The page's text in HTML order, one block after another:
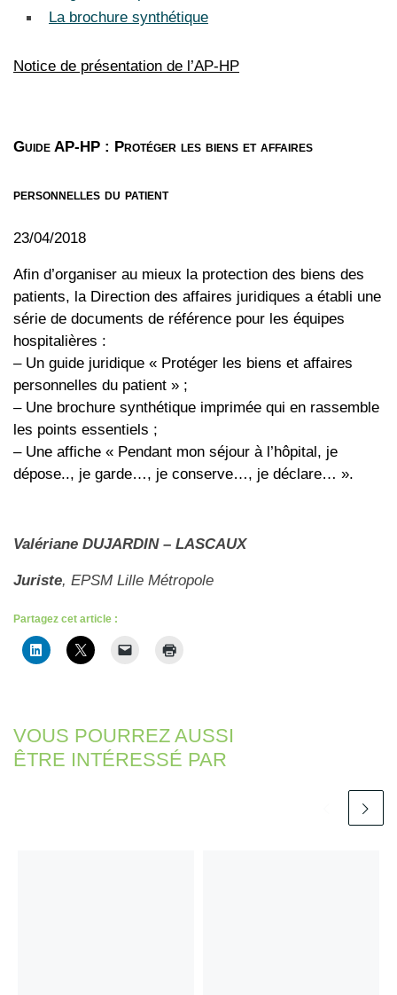
La brochure synthétique
Notice de présentation de l’AP-HP
Guide AP-HP : Protéger les biens et affaires
personnelles du patient
23/04/2018
Afin d’organiser au mieux la protection des biens des
patients, la Direction des affaires juridiques a établi une
série de documents de référence pour les équipes
hospitalières :
– Un guide juridique « Protéger les biens et affaires
personnelles du patient » ;
– Une brochure synthétique imprimée qui en rassemble
les points essentiels ;
– Une affiche « Pendant mon séjour à l’hôpital, je
dépose.., je garde…, je conserve…, je déclare… ».
Valériane DUJARDIN – LASCAUX
Juriste, EPSM Lille Métropole
Partagez cet article :
VOUS POURREZ AUSSI
ÊTRE INTÉRESSÉ PAR